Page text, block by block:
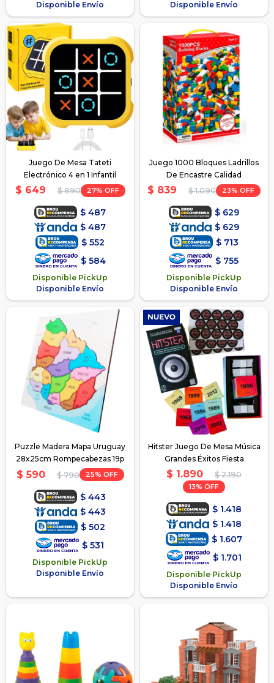
Disponible Envío
Disponible Envío
Juego De Mesa Tateti
Electrónico 4 en 1 Infantil
$ 649 $ 890 27
$ 487
$ 487
$ 552
$ 584
Disponible PickUp
Disponible Envío
Juego 1000 Bloques Ladrillos
De Encastre Calidad
$ 839 $ 1.090 23
$ 629
$ 629
$ 713
$ 755
Disponible PickUp
Disponible Envío
Puzzle Madera Mapa Uruguay
28x25cm Rompecabezas 19p
$ 590 $ 790 25
$ 443
$ 443
$ 502
$ 531
Disponible PickUp
Disponible Envío
Hitster Juego De Mesa Música
Grandes Éxitos Fiesta
$ 1.890 $ 2.190
13
$ 1.418
$ 1.418
$ 1.607
$ 1.701
Disponible PickUp
Disponible Envío